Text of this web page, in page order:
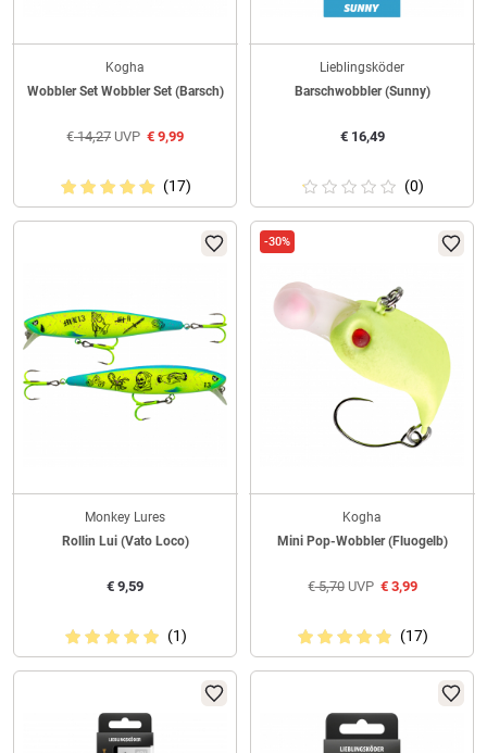
Kogha
Wobbler Set Wobbler Set (Barsch)
€14,27 UVP € 9,99
(17)
Lieblingsköder
Barschwobbler (Sunny)
€16,49
(0)
Monkey Lures
Rollin Lui (Vato Loco)
€ 9,59
(1)
-30%
Kogha
Mini Pop-Wobbler (Fluogelb)
€5,70UVP €3,99
(17)